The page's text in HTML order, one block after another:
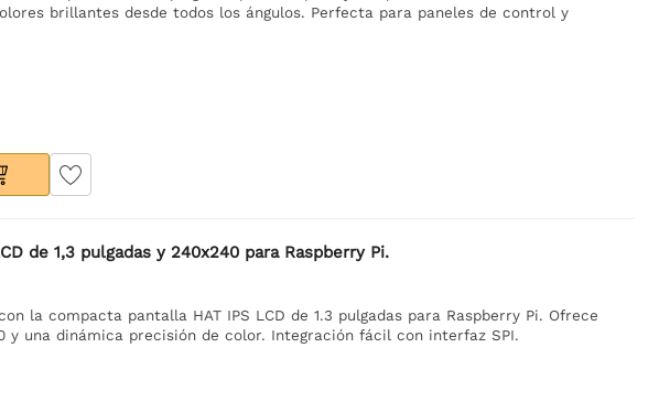
brillantes desde todos los ángulos. Perfecta para paneles de control y
de 1,3 pulgadas y 240x240 para Raspberry Pi.
la compacta pantalla HAT IPS LCD de 1.3 pulgadas para Raspberry Pi. Ofrece
y una dinámica precisión de color. Integración fácil con interfaz SPI.